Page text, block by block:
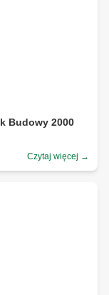
Budowy 2000
Czytaj więcej →